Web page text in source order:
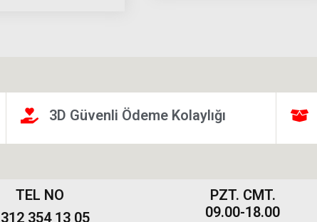
3D Güvenli Ödeme Kolaylığı
TEL NO
354 13 05
PZT. CMT.
09.00-18.00